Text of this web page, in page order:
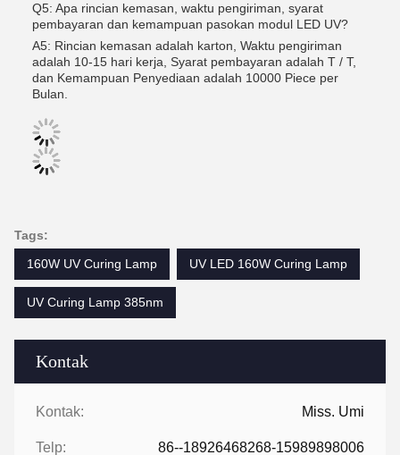
Kontak
Kontak: Miss. Umi
Telp: 86--18926468268-15989898006
Q5: Apa rincian kemasan, waktu pengiriman, syarat
pembayaran dan kemampuan pasokan modul LED UV?
A5: Rincian kemasan adalah karton, Waktu pengiriman
adalah 10-15 hari kerja, Syarat pembayaran adalah T / T,
dan Kemampuan Penyediaan adalah 10000 Piece per
Bulan.
Tags:
160W UV Curing Lamp
UV LED 160W Curing Lamp
UV Curing Lamp 385nm